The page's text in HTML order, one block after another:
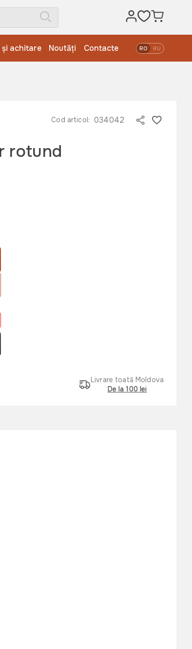
achitare Noutăți Contacte RO RU
Cod articol: 034042
rotund
Livrare toată Moldova
De la 100 lei